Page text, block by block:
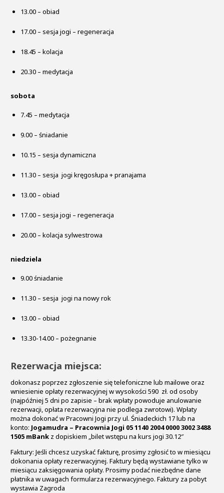
13.00 – obiad
17.00 – sesja jogi – regeneracja
18.45 – kolacja
20.30 – medytacja
sobota
7.45 – medytacja
9.00 – śniadanie
10.15 – sesja dynamiczna
11.30 – sesja jogi kręgosłupa + pranajama
13.00 – obiad
17.00 – sesja jogi – regeneracja
20.00 – kolacja sylwestrowa
niedziela
9.00 śniadanie
11.30 – sesja jogi na nowy rok
13.00 – obiad
13.30-14.00 – pożegnanie
Rezerwacja miejsca:
dokonasz poprzez zgłoszenie się telefoniczne lub mailowe oraz
wniesienie opłaty rezerwacyjnej w wysokości 590 zł. od osoby
(najpóźniej 5 dni po zapisie – brak wpłaty powoduje anulowanie
rezerwacji, opłata rezerwacyjna nie podlega zwrotowi). Wpłaty
można dokonać w Pracowni Jogi przy ul. Śniadeckich 17 lub na
konto: Jogamudra – Pracownia Jogi 05 1140 2004 0000 3002 3488
1505 mBank z dopiskiem „bilet wstępu na kurs jogi 30.12″
Faktury: Jeśli chcesz uzyskać fakturę, prosimy zgłosić to w miesiącu
dokonania opłaty rezerwacyjnej. Faktury będą wystawiane tylko w
miesiącu zaksięgowania opłaty. Prosimy podać niezbędne dane
płatnika w uwagach formularza rezerwacyjnego. Faktury za pobyt
wystawia Zagroda